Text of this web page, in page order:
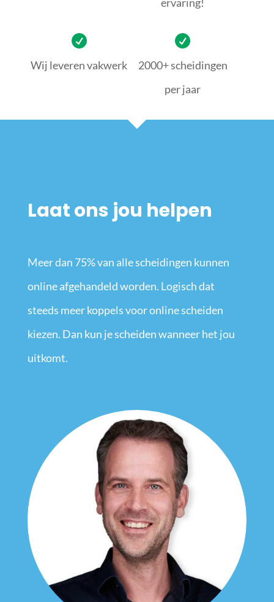
Wij leveren vakwerk
2000+ scheidingen
per jaar
Laat ons jou helpen
Meer dan 75% van alle scheidingen kunnen
online afgehandeld worden. Logisch dat
steeds meer koppels voor online scheiden
kiezen. Dan kun je scheiden wanneer het jou
uitkomt.